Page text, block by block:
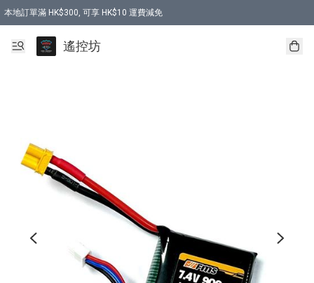
本地訂單滿 HK$300, 可享 HK$10 運費減免
購買 7.6V 6500mah 70C 電池 送 7.6V USB充電器
遙控坊